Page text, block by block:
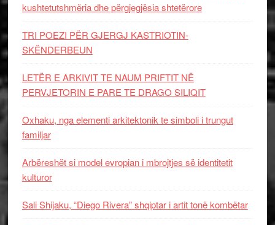
kushtetutshmëria dhe përgjegjësia shtetërore
TRI POEZI PËR GJERGJ KASTRIOTIN-
SKËNDERBEUN
LETËR E ARKIVIT TE NAUM PRIFTIT NË
PERVJETORIN E PARE TE DRAGO SILIQIT
Oxhaku, nga elementi arkitektonik te simboli i trungut
familjar
Arbëreshët si model evropian i mbrojtjes së identitetit
kulturor
Sali Shijaku, “Diego Rivera” shqiptar i artit tonë kombëtar